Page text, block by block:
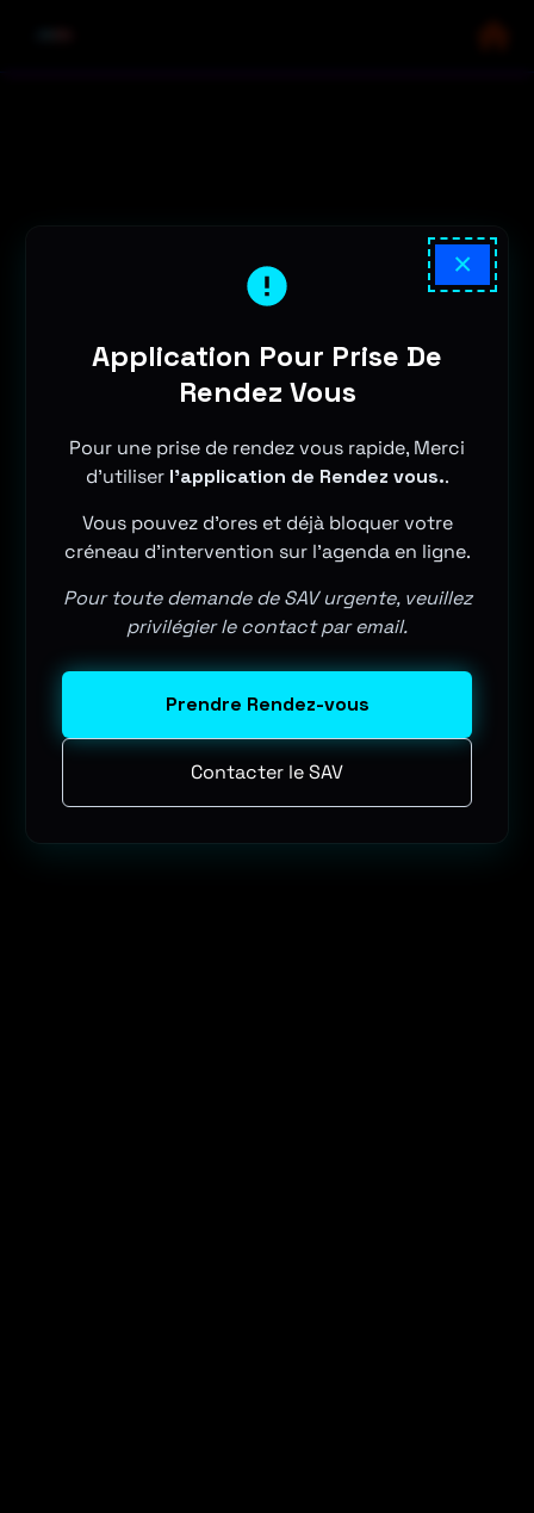
×
Application Pour Prise De
Rendez Vous
Pour une prise de rendez vous rapide, Merci
d'utiliser l'application de Rendez vous..
Vous pouvez d'ores et déjà bloquer votre
créneau d'intervention sur l'agenda en ligne.
Pour toute demande de SAV urgente, veuillez
privilégier le contact par email.
Prendre Rendez-vous
Contacter le SAV